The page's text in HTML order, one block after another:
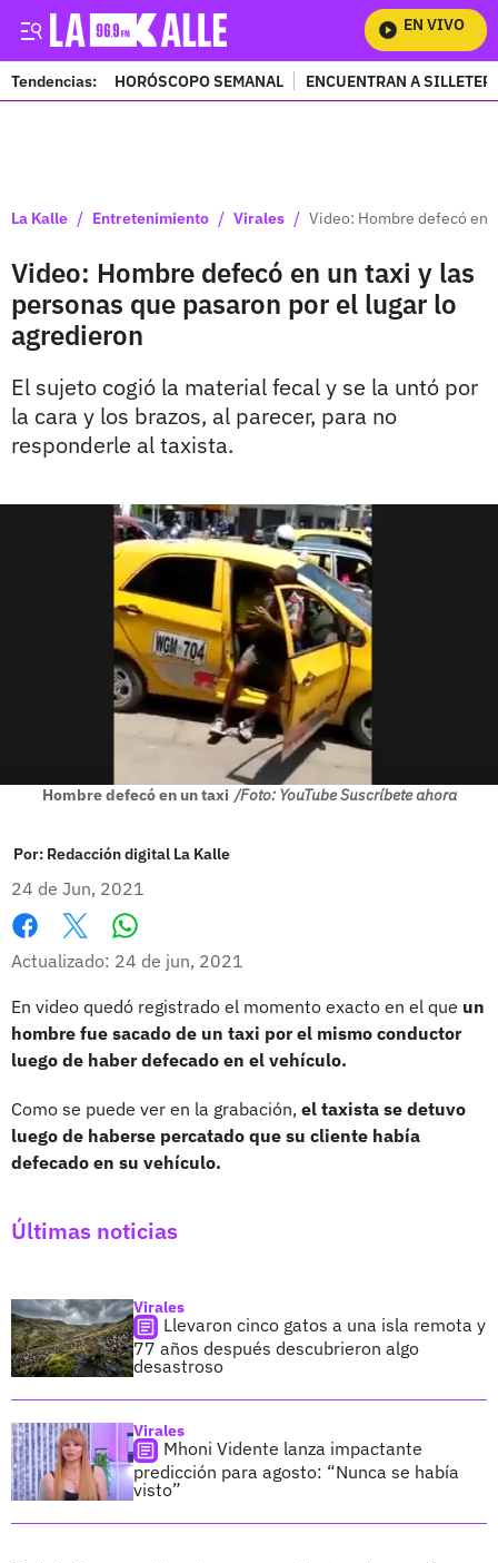
EN VIVO
Tendencias: HORÓSCOPO SEMANAL ENCUENTRAN A
La Kalle / Entretenimiento / Virales / Video: Hombre defecó en
Video: Hombre defecó en un taxi y las
personas que pasaron por el lugar lo
agredieron
El sujeto cogió la material fecal y se la untó por
la cara y los brazos, al parecer, para no
responderle al taxista.
Hombre defecó en un taxi /Foto: YouTube Suscríbete ahora
Por: Redacción digital La Kalle
24 de Jun, 2021
Facebook
X
Actualizado: 24 de jun, 2021
En video quedó registrado el momento exacto en el que un
hombre fue sacado de un taxi por el mismo conductor
luego de haber defecado en el vehículo.
Como se puede ver en la grabación, el taxista se detuvo
luego de haberse percatado que su cliente había
defecado en su vehículo.
Últimas noticias
Virales
Llevaron cinco gatos a una isla remota y
77 años después descubrieron algo
desastroso
Virales
Mhoni Vidente lanza impactante
predicción para agosto: “Nunca se había
visto”